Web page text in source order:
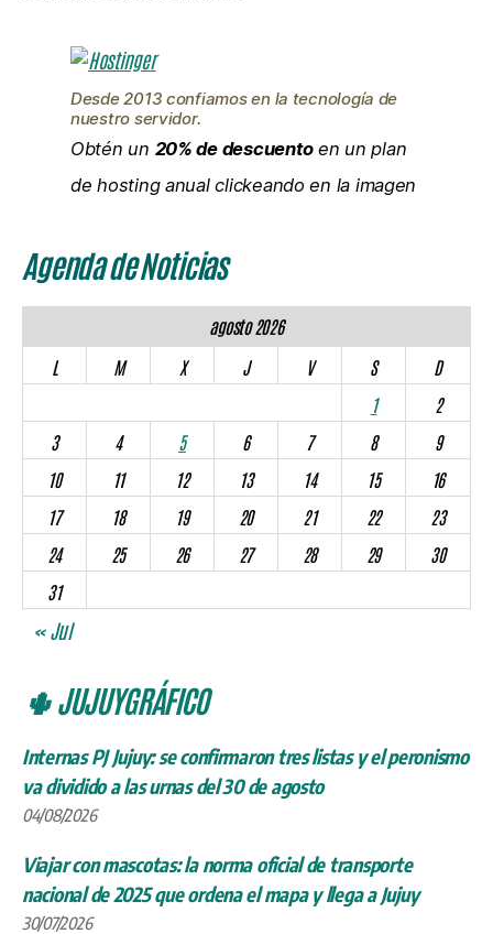
Desde 2013 confiamos en la tecnología de
nuestro servidor.
Obtén un 20% de descuentoen un plan
de hosting anual clickeando en la imagen
Agenda de Noticias
agosto 2026
L
M X J V S
D
1
2
3
4 5 6 7 8
9
10
11 12 13 14 15
16
17
18 19 20 21 22
23
24
25 26 27 28 29
30
31
« Jul
🌵 JUJUYGRÁFICO
Internas PJ Jujuy: se confirmaron tres listas y el peronismo
va dividido a las urnas del 30 de agosto
04/08/2026
Viajar con mascotas: la norma oficial de transporte
nacional de 2025 que ordena el mapa y llega a Jujuy
30/07/2026